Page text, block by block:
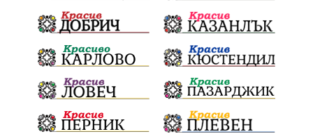
ВеселинОрешков Шофьори
НационаленШампион ОрлинОрлиновЕнчев
ЕкатеринаДафовска Тракия ПТП
100Метра Атина